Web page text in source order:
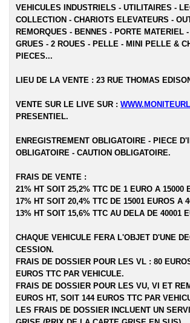
VEHICULES INDUSTRIELS - UTILITAIRES -
COLLECTION - CHARIOTS ELEVATEURS -
REMORQUES - BENNES - PORTE MATERIEL
GRUES - 2 ROUES - PELLE - MINI PELLE &
PIECES...
LIEU DE LA VENTE : 23 RUE THOMAS
VENTE SUR LE LIVE SUR :
PRESENTIEL.
ENREGISTREMENT OBLIGATOIRE - PIECE
OBLIGATOIRE - CAUTION OBLIGATOIRE.
FRAIS DE VENTE :
21% HT SOIT 25,2% TTC DE 1 EURO A 15000
17% HT SOIT 20,4% TTC DE 15001 EUROS A
13% HT SOIT 15,6% TTC AU DELA DE 40001
CHAQUE VEHICULE FERA L'OBJET D'UNE
CESSION.
FRAIS DE DOSSIER POUR LES VL : 80
EUROS TTC PAR VEHICULE.
FRAIS DE DOSSIER POUR LES VU, VI ET
EUROS HT, SOIT 144 EUROS TTC PAR
LES FRAIS DE DOSSIER INCLUENT UN